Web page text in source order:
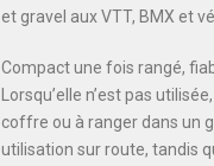
et gravel aux VTT, BMX et
Compact une fois rangé,
Lorsqu’elle n’est pas
coffre ou à ranger dans un
utilisation sur route, tandis